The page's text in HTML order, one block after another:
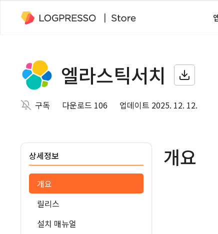
엘라스틱서치
구독 다운로드 106 업데이트 2025. 12. 12.
상세정보
개요
릴리스
설치 매뉴얼
개요